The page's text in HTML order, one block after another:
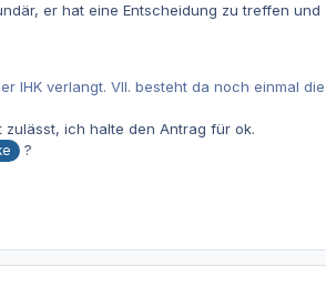
er hat eine Entscheidung zu treffen
IHK verlangt. Vll. besteht da noch einmal
ich halte den Antrag für ok.
?